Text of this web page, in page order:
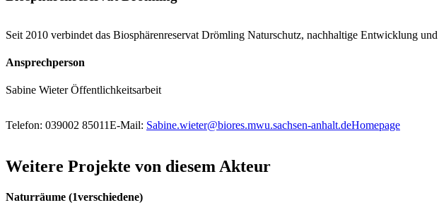
Seit 2010 verbindet das Biosphärenreservat Drömling Naturschutz, nachhaltige Entwicklung
Ansprechperson
Sabine WieterÖffentlichkeitsarbeit
Telefon: 039002 85011E-Mail: Sabine.wieter@biores.mwu.sachsen-anhalt.deHomepage
Weitere Projekte von diesem Akteur
Naturräume (1verschiedene)